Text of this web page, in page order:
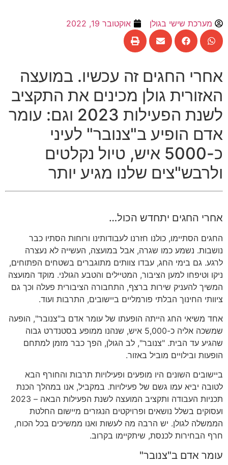
מערכת שישי בגולן אוקטובר 19, 2022
אחרי החגים זה עכשיו. במועצה
האזורית גולן מכינים את התקציב
לשנת הפעילות
וגם: עומר
אדם הופיע ב"צנובר" לעיני
כ-5000 איש, טיול נקלטים
ולרבש"צים שלנו מגיע יותר
אחרי החגים יתחדש הכול…
החגים הסתיימו, כולנו חזרנו לעבודותינו ורוחות הסתיו כבר
נושבות. נשמע כמו שגרה, אבל במועצה, העשייה לא נעצרה
לרגע. גם בימי החג, עבדו צוותים מתוגברים בשטחים הפתוחים,
ניקו וטיפחו למען הציבור, המטיילים והטבע הגולני. מוקד המועצה
המשיך להעניק שירות ברצף, התחבורה הציבורית פעלה וכך גם
ציוותי החינוך הבלתי פורמליים ביישובים, התרבות ועוד.
אחד משיאי החג הייתה הופעתו של עומר אדם ב"צנובר", הופעה
שמשכה אליה כ-5,000 איש, שנהנו ממופע בסטנדרט גבוה
שהגיע עד הבית. "צנובר", לב הגולן, הפך כבר מזמן למתחם
הופעות ובילויים מוביל באזור.
ביישובים השונים היו מופעים ופעילויות תרבות והחורף הבא
לטובה יביא עמו גשם של פעילויות. במקביל, אנו במהלך הכנת
תכניות העבודה ותקציב המועצה לשנת הפעילות הבאה – 2023
ועסוקים בשלל נושאים ופרויקטים הנגזרים מיישום החלטת
הממשלה לגולן. יש הרבה מה לעשות ואנו ממשיכים בכל הכוח,
חרף הבחירות לכנסת, שיתקיימו בקרוב.
עומר אדם ב"צנובר"